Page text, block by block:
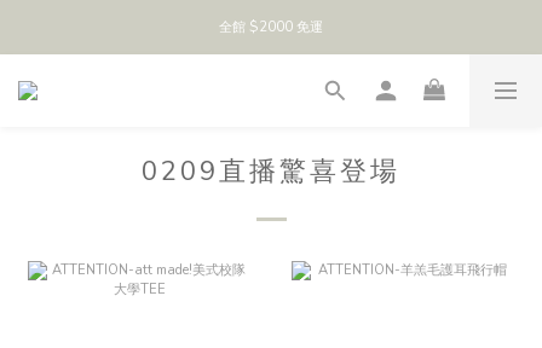
全館 $2000 免運
0209直播驚喜登場